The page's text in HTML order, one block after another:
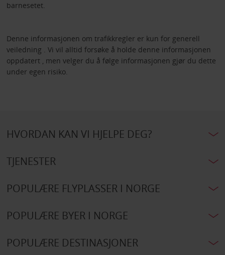
barnesetet.
Denne informasjonen om trafikkregler er kun for generell
veiledning . Vi vil alltid forsøke å holde denne informasjonen
oppdatert , men velger du å følge informasjonen gjør du dette
under egen risiko.
HVORDAN KAN VI HJELPE DEG?
TJENESTER
POPULÆRE FLYPLASSER I NORGE
POPULÆRE BYER I NORGE
POPULÆRE DESTINASJONER